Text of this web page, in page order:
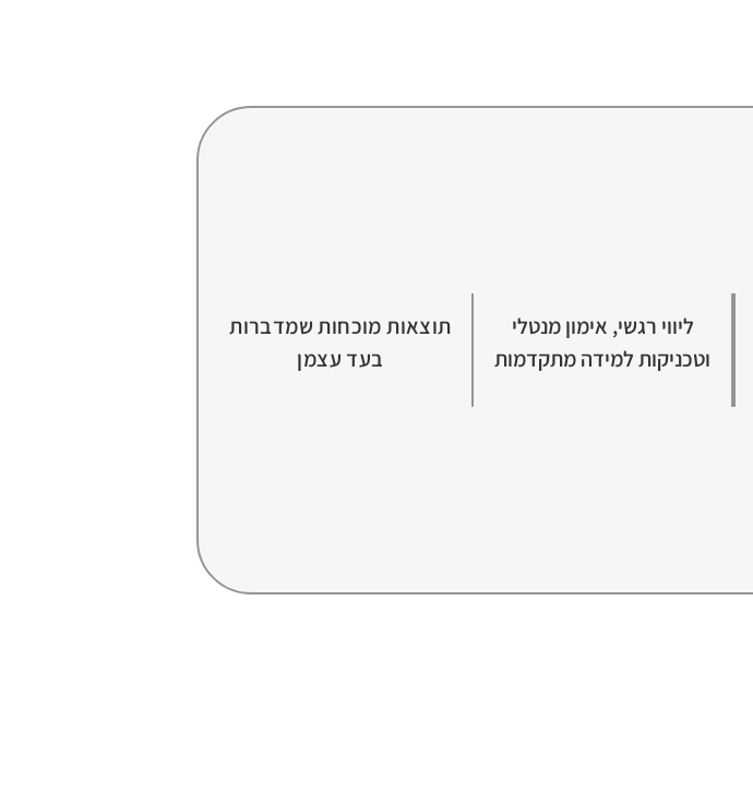
ליווי רגשי, אימון מנטלי
וטכניקות למידה מתקדמות
תוצאות מוכחות שמדברות
בעד עצמן